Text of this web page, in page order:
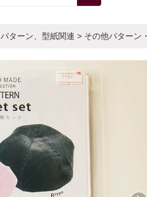
パターン、型紙関連 > その他パターン